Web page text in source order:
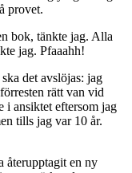
provet.
bok, tänkte jag. Alla
jag. Pfaaahh!
det avslöjas: jag
rätt van vid
i ansiktet eftersom jag
tills jag var 10 år.
återupptagit en ny